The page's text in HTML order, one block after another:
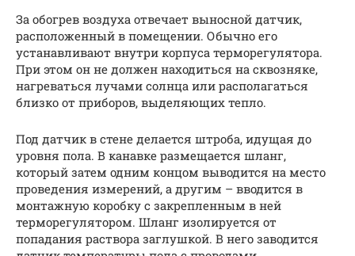
За обогрев воздуха отвечает выносной датчик,
расположенный в помещении. Обычно его
устанавливают внутри корпуса терморегулятора.
При этом он не должен находиться на сквозняке,
нагреваться лучами солнца или располагаться
близко от приборов, выделяющих тепло.
Под датчик в стене делается штроба, идущая до
уровня пола. В канавке размещается шланг,
который затем одним концом выводится на место
проведения измерений, а другим – вводится в
монтажную коробку с закрепленным в ней
терморегулятором. Шланг изолируется от
попадания раствора заглушкой. В него заводится